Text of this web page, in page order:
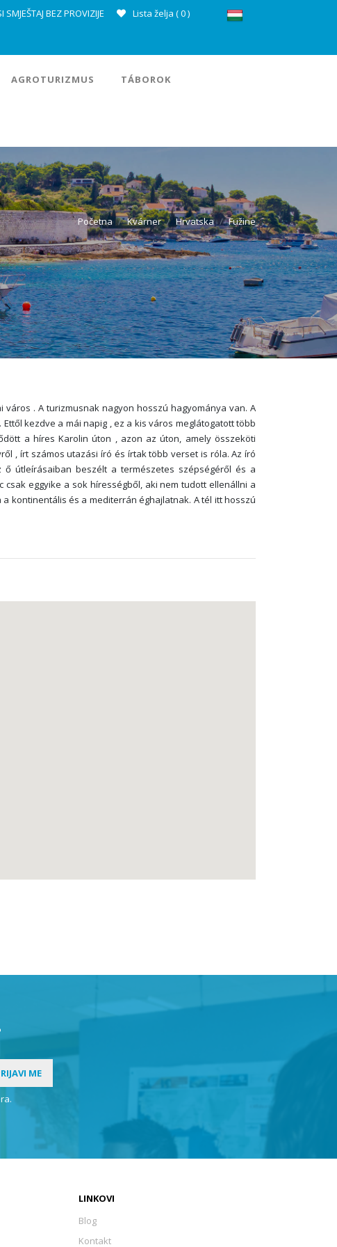
SMJEŠTAJ BEZ PROVIZIJE Lista želja (0)
AGROTURIZMUS TÁBOROK
Početna Kvárner Hrvatska Fužine
város . A turizmusnak nagyon hosszú hagyománya van. A
kezdve a mái napig , ez a kis város meglátogatott több
a híres Karolin úton , azon az úton, amely összeköti
, írt számos utazási író és írtak több verset is róla. Az író
útleírásaiban beszélt a természetes szépségéről és a
csak eggyike a sok hírességből, aki nem tudott ellenállni a
kontinentális és a mediterrán éghajlatnak. A tél itt hosszú
ME
LINKOVI
Blog
Kontakt